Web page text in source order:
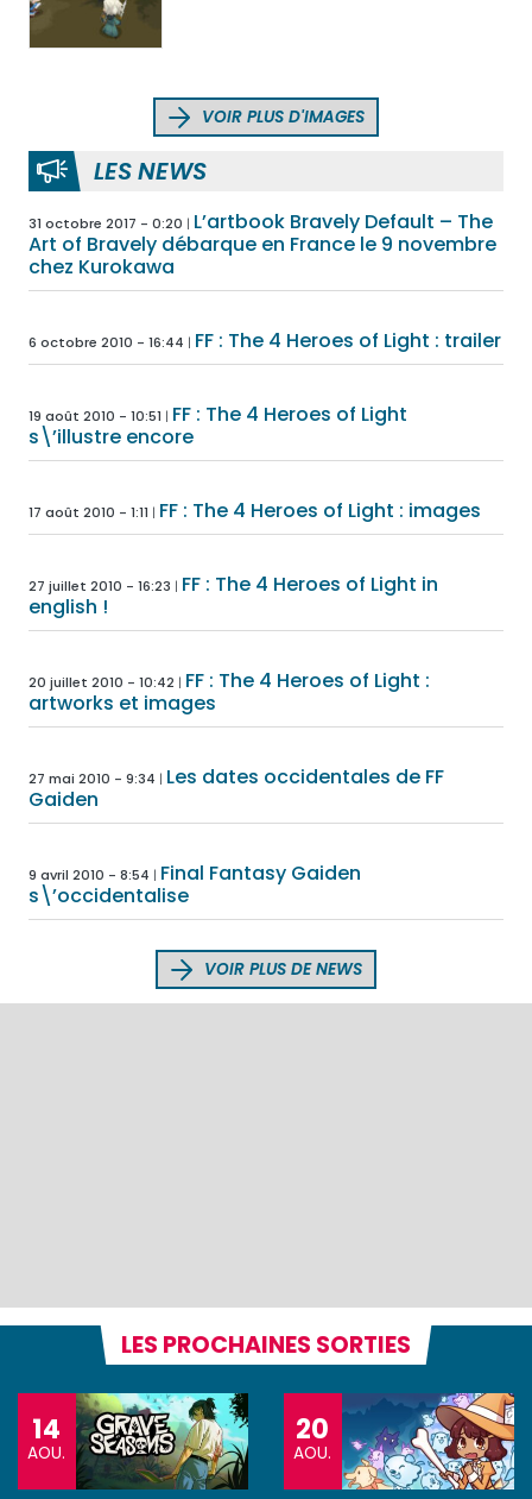
VOIR PLUS D'IMAGES
LES NEWS
31 octobre 2017 - 0:20
L’artbook Bravely Default – The
Art of Bravely débarque en France le 9 novembre
chez Kurokawa
6 octobre 2010 - 16:44 FF : The 4 Heroes of Light : trailer
19 août 2010 - 10:51
FF : The 4 Heroes of Light
s\’illustre encore
17 août 2010 - 1:11 FF : The 4 Heroes of Light : images
27 juillet 2010 - 16:23
FF : The 4 Heroes of Light in
english !
20 juillet 2010 - 10:42
FF : The 4 Heroes of Light :
artworks et images
27 mai 2010 - 9:34
Les dates occidentales de FF
Gaiden
9 avril 2010 - 8:54
Final Fantasy Gaiden
s\’occidentalise
VOIR PLUS DE NEWS
LES PROCHAINES SORTIES
14
AOU.
20
AOU.